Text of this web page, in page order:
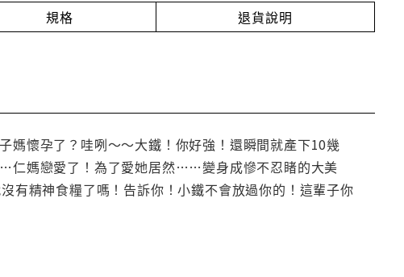
規格 退貨說明
媽懷孕了？哇咧～～大鐵！你好強！還瞬間就產下10幾
媽戀愛了！為了愛她居然……變身成慘不忍睹的大美
精神食糧了嗎！告訴你！小鐵不會放過你的！這輩子你